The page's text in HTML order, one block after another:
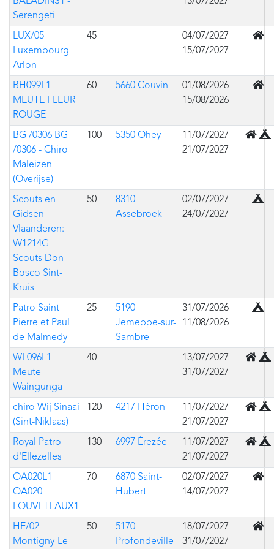
Serengeti
LUX/05
Luxembourg -
Arlon
45
04/07/2027
15/07/2027
En
BH099L1
MEUTE FLEUR
ROUGE
60 5660 Couvin
01/08/2026
15/08/2026
En
BG /0306 BG
/0306 - Chiro
Maleizen
(Overijse)
100 5350 Ohey
11/07/2027
21/07/2027
Mixte
Scouts en
Gidsen
Vlaanderen:
W1214G -
Scouts Don
Bosco Sint-
Kruis
50
8310
Assebroek
02/07/2027
24/07/2027
Patro Saint
Pierre et Paul
de Malmedy
25
5190
Jemeppe-sur-
Sambre
31/07/2026
11/08/2026
WL096L1
Meute
Waingunga
40
13/07/2027
31/07/2027
Mixte
chiro Wij Sinaai
(Sint-Niklaas)
120 4217 Héron
11/07/2027
21/07/2027
Mixte
Royal Patro
d'Ellezelles
130 6997 Érezée
11/07/2027
21/07/2027
Mixte
OA020L1
OA020
LOUVETEAUX1
70
6870 Saint-
Hubert
02/07/2027
14/07/2027
En
HE/02
Montigny-Le-
50
5170
Profondeville
18/07/2027
31/07/2027
En